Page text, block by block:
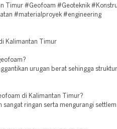
Timur #Geofoam #Geoteknik
#materialproyek #engineering
Kalimantan Timur
urugan berat sehingga
di Kalimantan Timur?
sangat ringan serta mengurangi